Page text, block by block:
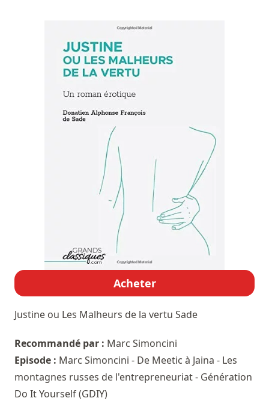
Acheter
Justine ou Les Malheurs de la vertu Sade
Recommandé par : Marc Simoncini
Episode : Marc Simoncini - De Meetic à Jaina - Les
montagnes russes de l'entrepreneuriat - Génération
Do It Yourself (GDIY)